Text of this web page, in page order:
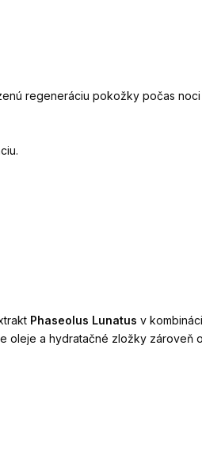
regeneráciu pokožky počas
Phaseolus Lunatus v
oleje a hydratačné zložky zároveň